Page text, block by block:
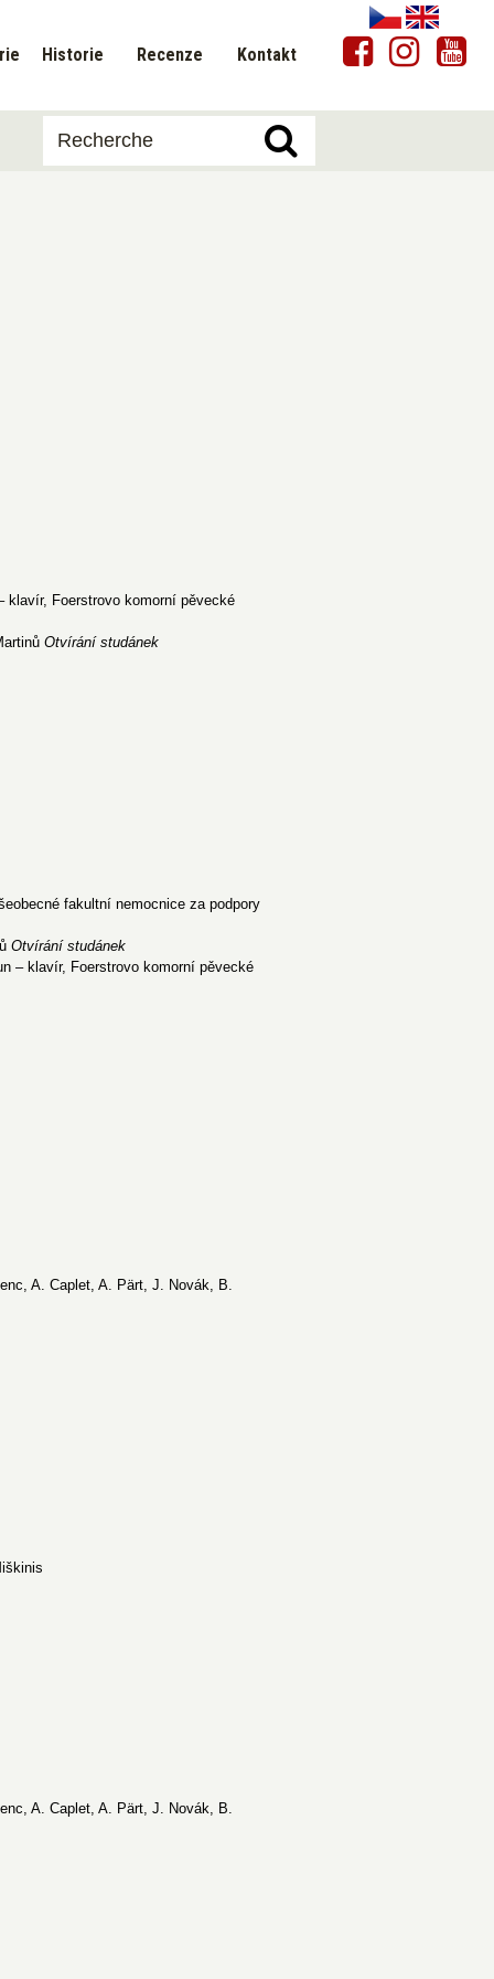
Historie Recenze Kontakt
klavír, Foerstrovo komorní pěvecké
Otvírání studánek
fakultní nemocnice za podpory
Otvírání studánek
– klavír, Foerstrovo komorní pěvecké
A. Caplet, A. Pärt, J. Novák, B.
A. Caplet, A. Pärt, J. Novák, B.